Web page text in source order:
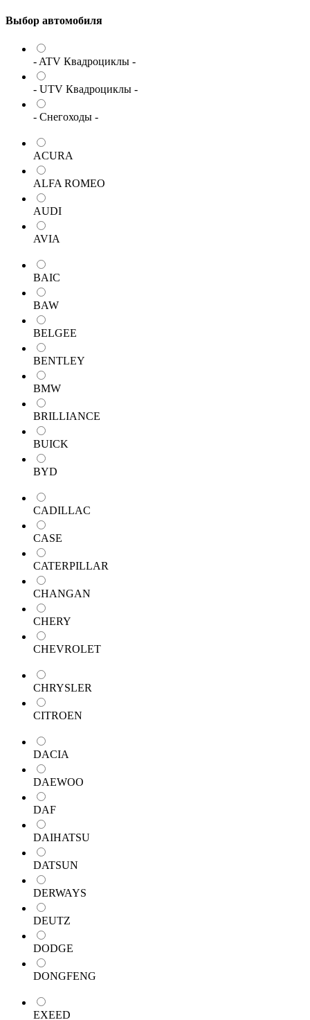
Выбор автомобиля
- ATV Квадроциклы -
- UTV Квадроциклы -
- Снегоходы -
ACURA
ALFA ROMEO
AUDI
AVIA
BAIC
BAW
BELGEE
BENTLEY
BMW
BRILLIANCE
BUICK
BYD
CADILLAC
CASE
CATERPILLAR
CHANGAN
CHERY
CHEVROLET
CHRYSLER
CITROEN
DACIA
DAEWOO
DAF
DAIHATSU
DATSUN
DERWAYS
DEUTZ
DODGE
DONGFENG
EXEED